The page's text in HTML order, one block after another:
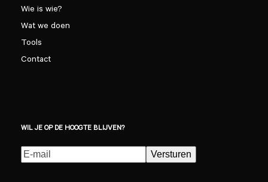
Wie is wie?
Wat we doen
Tools
Contact
WIL JE OP DE HOOGTE BLIJVEN?
E-
mailadres(Vereist)
Versturen